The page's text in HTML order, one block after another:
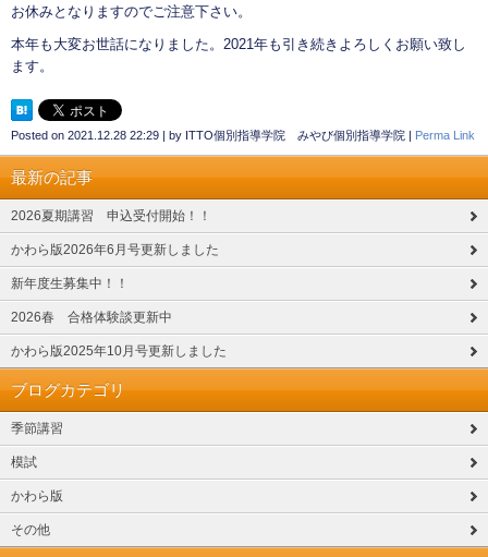
お休みとなりますのでご注意下さい。
本年も大変お世話になりました。2021年も引き続きよろしくお願い致し
ます。
Posted on 2021.12.28 22:29 | by ITTO個別指導学院 みやび個別指導学院 | Perma Link
最新の記事
2026夏期講習 申込受付開始！！
かわら版2026年6月号更新しました
新年度生募集中！！
2026春 合格体験談更新中
かわら版2025年10月号更新しました
ブログカテゴリ
季節講習
模試
かわら版
その他